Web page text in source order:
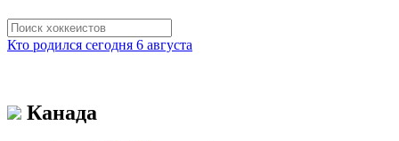
Кто родился сегодня 6 августа
Канада